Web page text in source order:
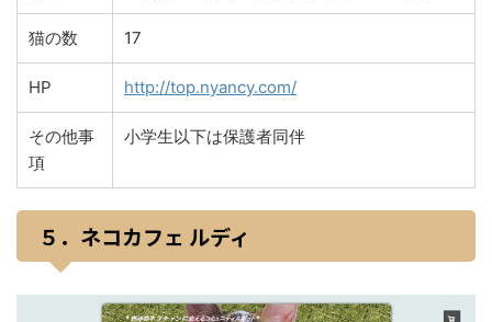
猫の数 17
HP http://top.nyancy.com/
その他事
項
小学生以下は保護者同伴
５．ネコカフェ ルディ